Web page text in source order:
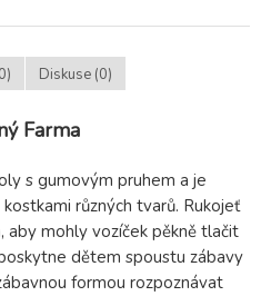
Diskuse (0)
Farma
s gumovým pruhem a je
různých tvarů. Rukojeť
mohly vozíček pěkně tlačit
dětem spoustu zábavy
formou rozpoznávat